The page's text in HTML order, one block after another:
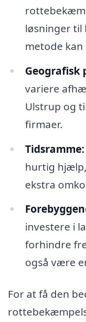
løsninger til
metode
Geografisk
variere
Ulstrup og
firmaer.
Tidsramme:
hurtig
ekstra
investere i
forhindre
også være
For at få den